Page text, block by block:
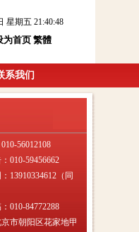
星期五 21:40:49
为首页 繁體
系我们
56012108
010-59456662
13910334612（同
010-84772288
市朝阳区花家地甲